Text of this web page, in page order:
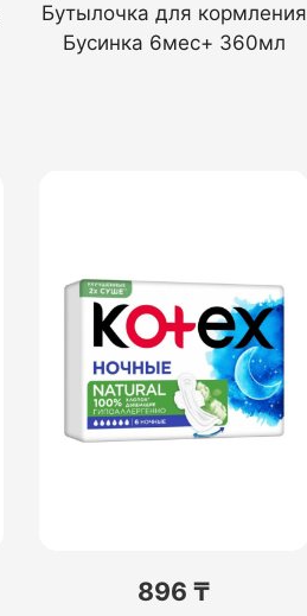
Бутылочка для кормления
Бусинка 6мес+ 360мл
896 ₸